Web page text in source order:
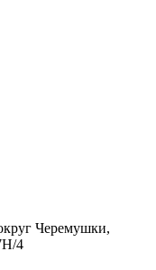
Черемушки,
4